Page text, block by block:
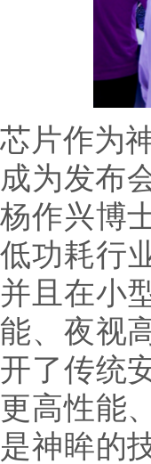
芯片作为
成为发布
杨作兴博
低功耗行
并且在小
能、夜视
开了传统
更高性能
是神眸的